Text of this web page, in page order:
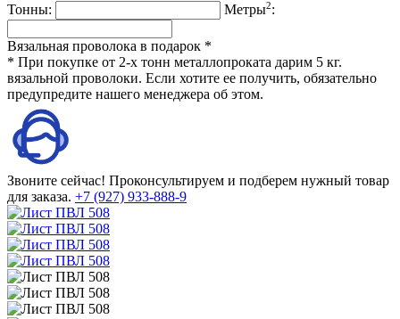
Тонны: Метры2:
Вязальная проволока в подарок *
* При покупке от 2-х тонн металлопроката дарим 5 кг.
вязальной проволоки. Если хотите ее получить, обязательно
предупредите нашего менеджера об этом.
Звоните сейчас! Проконсультируем и подберем нужный товар
для заказа. +7 (927) 933-888-9